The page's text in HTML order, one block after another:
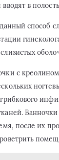
в
способ
с
Ванночки
после их